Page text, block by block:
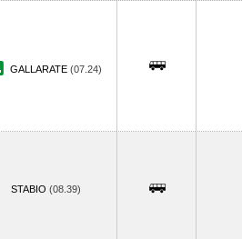
GALLARATE (07.24)
STABIO (08.39)